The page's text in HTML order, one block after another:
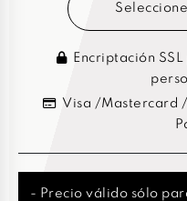
Encriptación
Visa /Mastercard
- Precio válido sólo